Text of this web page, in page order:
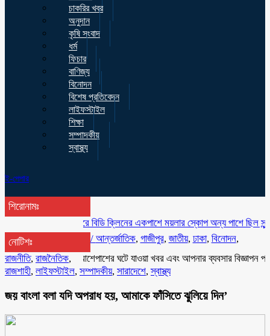
চাকরির খবর
অনুদান
কৃষি সংবাদ
ধর্ম
ফিচার
বাণিজ্য
বিনোদন
বিশেষ প্রতিবেদন
লাইফস্টাইল
শিক্ষা
সম্পাদকীয়
স্বাস্থ্য
ই-পেপার
শিরোনামঃ
কালিয়াকৈরে বিডি ক্লিনের একপাশে ময়লার স্কোপ অন্য পাশে ছিল সুন্দর
নোটিশঃ
আপনার আশেপাশের ঘটে যাওয়া খবর এবং আপনার ব্যবসার বিজ্ঞাপন
/ আন্তর্জাতিক, গাজীপুর, জাতীয়, ঢাকা, বিনোদন,
রাজনীতি, রাজনৈতিক,
রাজশাহী, লাইফস্টাইল, সম্পাদকীয়, সারাদেশে,স্বাস্থ্য
জয় বাংলা বলা যদি অপরাধ হয়, আমাকে ফাঁসিতে ঝুলিয়ে দিন’